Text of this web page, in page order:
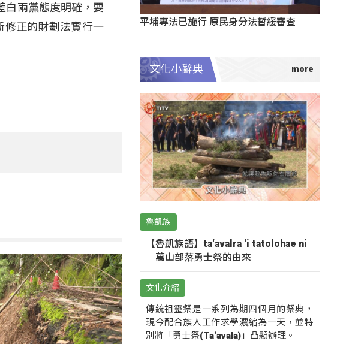
白兩黨態度明確，要
修正的財劃法實行一
平埔專法已施行 原民身分法暫緩審查
文化小辭典
魯凱族
【魯凱族語】ta‘avalra ‘i tatolohae ni
｜萬山部落勇士祭的由來
文化介紹
傳統祖靈祭是一系列為期四個月的祭典，
現今配合族人工作求學濃縮為一天，並特
別將「勇士祭(Ta‘avala)」凸顯辦理。